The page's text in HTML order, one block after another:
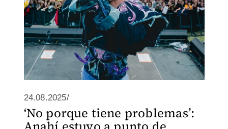
24.08.2025/
‘No porque tiene problemas’: